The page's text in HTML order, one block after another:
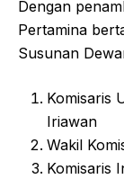
Dengan
Pertamina
Susunan
Komisaris
Iriawan
Wakil
Komisaris